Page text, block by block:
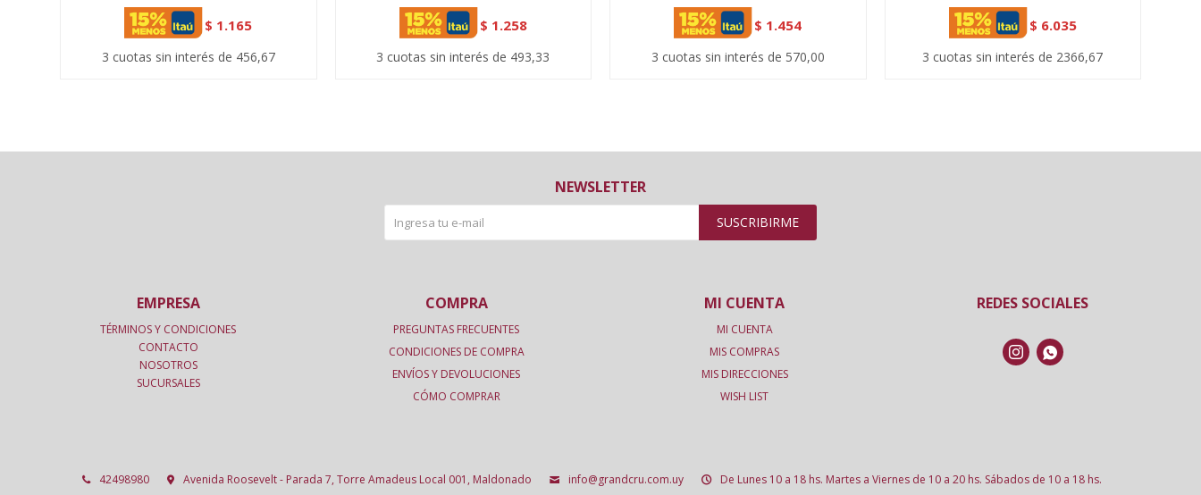
$ 1.165
3 cuotas sin interés de 456,67
$ 1.258
3 cuotas sin interés de 493,33
$ 1.454
3 cuotas sin interés de 570,00
$ 6.035
3 cuotas sin interés de 2366,67
NEWSLETTER
SUSCRIBIRME
REDES SOCIALES
 
42498980 Avenida Roosevelt - Parada 7, Torre Amadeus Local 001, Maldonado info@grandcru.com.uy De Lunes 10 a 18 hs. Martes a Viernes de 10 a 20 hs. Sábados de 10 a 18 hs.
EMPRESA
TÉRMINOS Y CONDICIONES
CONTACTO
NOSOTROS
SUCURSALES
COMPRA
PREGUNTAS FRECUENTES
CONDICIONES DE COMPRA
ENVÍOS Y DEVOLUCIONES
CÓMO COMPRAR
MI CUENTA
MI CUENTA
MIS COMPRAS
MIS DIRECCIONES
WISH LIST